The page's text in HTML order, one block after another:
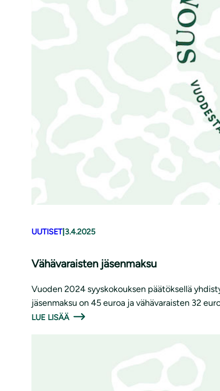
UUTISET| 3.4.2025
Vähävaraisten jäsenmaksu
Vuoden 2024 syyskokouksen päätöksellä
jäsenmaksu on 45 euroa ja vähävaraisten 32
LUE LISÄÄ